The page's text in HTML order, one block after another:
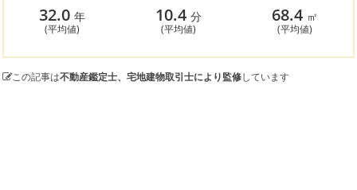
32.0 年
(平均値)
10.4 分
(平均値)
68.4 ㎡
(平均値)
この記事は不動産鑑定士、宅地建物取引士により監修しています